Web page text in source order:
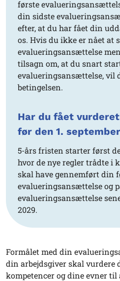
første
din sidste
efter, at du har fået din
os. Hvis du ikke er nået at
evalueringsansættelse
tilsagn om, at du snart
evalueringsansættelse, vil
betingelsen.
Har du fået
før den 1.
5-års fristen starter først
hvor de nye regler trådte i
skal have gennemført din
evalueringsansættelse og
evalueringsansættelse
2029.
Formålet med din
din arbejdsgiver skal vurdere
kompetencer og dine evner